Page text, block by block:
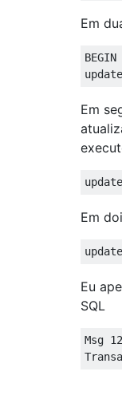
Em
BEGIN
update
Em
update
Em
update
Eu
SQL
Msg